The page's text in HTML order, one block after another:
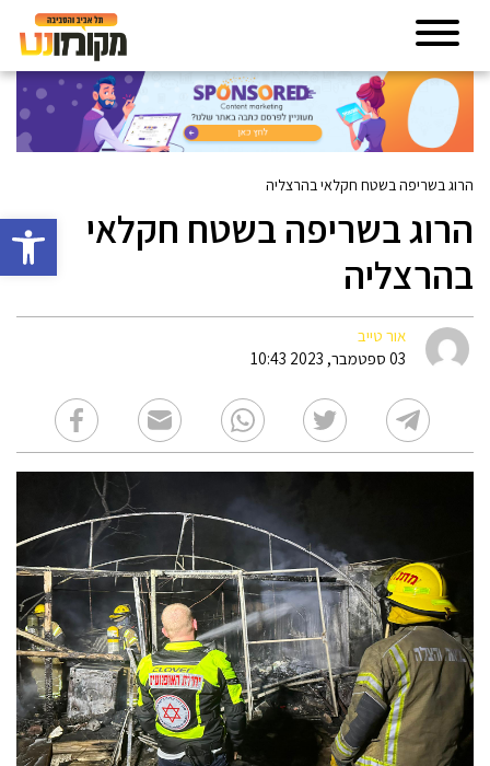
פתח
הרוג בשריפה בשטח חקלאי בהרצליה
הרוג בשריפה בשטח חקלאי
בהרצליה
אור טייב
03 ספטמבר, 2023 10:43